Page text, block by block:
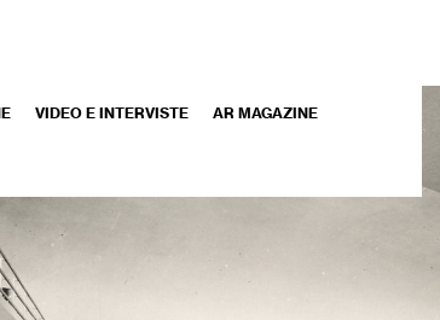
VIDEO E INTERVISTE AR MAGAZINE